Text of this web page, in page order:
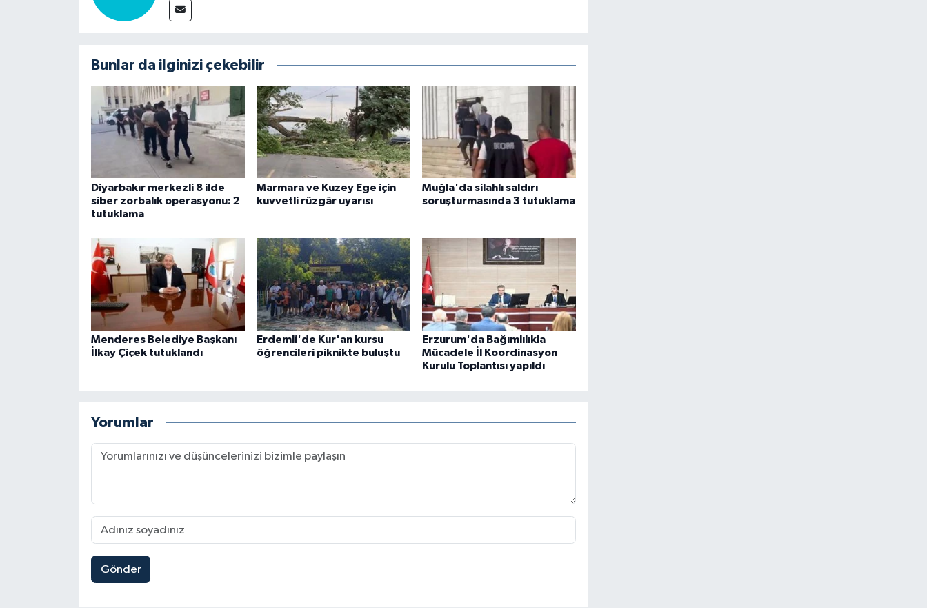
Bunlar da ilginizi çekebilir
Diyarbakır merkezli 8 ilde
siber zorbalık operasyonu: 2
tutuklama
Marmara ve Kuzey Ege için
kuvvetli rüzgâr uyarısı
Muğla'da silahlı saldırı
soruşturmasında 3 tutuklama
Menderes Belediye Başkanı
İlkay Çiçek tutuklandı
Erdemli'de Kur'an kursu
öğrencileri piknikte buluştu
Erzurum'da Bağımlılıkla
Mücadele İl Koordinasyon
Kurulu Toplantısı yapıldı
Yorumlar
Gönder